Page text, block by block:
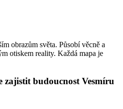
obrazům světa. Působí věcně a
otiskem reality. Každá mapa je
zajistit budoucnost Vesmíru